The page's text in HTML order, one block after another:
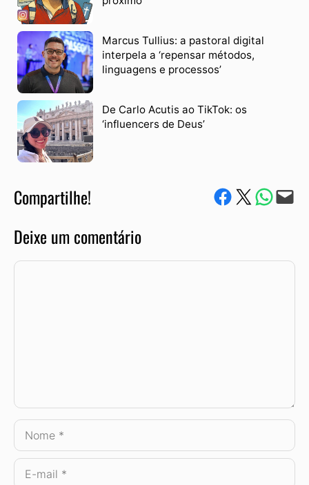
Marcus Tullius: a pastoral digital
interpela a ‘repensar métodos,
linguagens e processos’
De Carlo Acutis ao TikTok: os
‘influencers de Deus’
Compartilhe! Compartilhe no Facebook
Compartilhe no Twitter
Compartile via
Envie via e-mail
Deixe um comentário
Comentário
Nome
E-
mail